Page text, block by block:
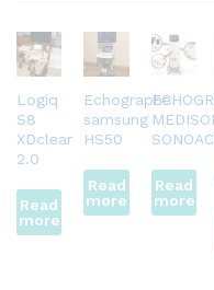
Logiq
S8
XDclear
2.0
Read
more
Echographe
samsung
HS50
Read
more
Read
more